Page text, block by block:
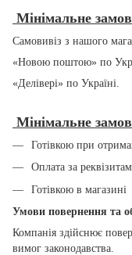
Мінімальне
Самовивіз з нашого
«Новою поштою» по
«Делівері» по Україні.
Мінімальне
Готівкою при
Оплата за
Готівкою в магазині
Умови повернення та
Компанія здійснює
вимог законодавства.